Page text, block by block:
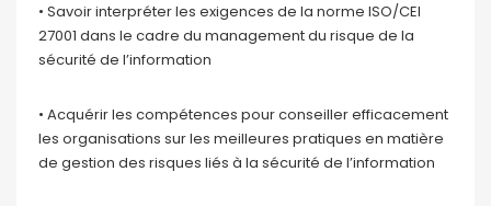
• Savoir interpréter les exigences de la norme ISO/CEI
27001 dans le cadre du management du risque de la
sécurité de l’information
• Acquérir les compétences pour conseiller efficacement
les organisations sur les meilleures pratiques en matière
de gestion des risques liés à la sécurité de l’information